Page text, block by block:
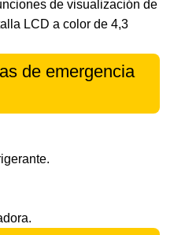
de visualización de
LCD a color de 4,3
de emergencia